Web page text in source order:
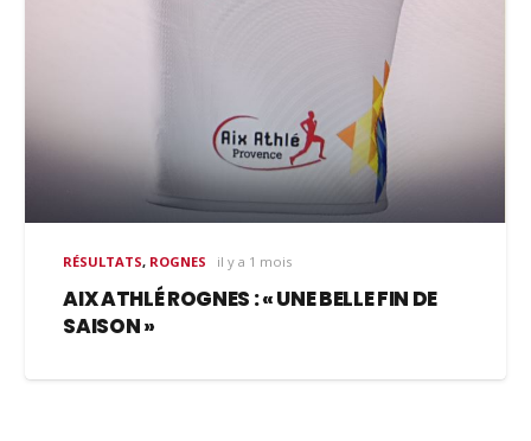
RÉSULTATS, ROGNES il y a 1 mois
AIX ATHLÉ ROGNES : « UNE BELLE FIN DE
SAISON »